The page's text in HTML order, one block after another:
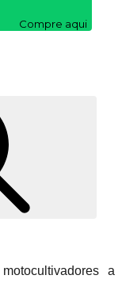
Compre aqui
a